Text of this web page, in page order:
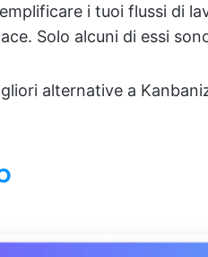
i tuoi flussi di
Solo alcuni di essi
alternative a